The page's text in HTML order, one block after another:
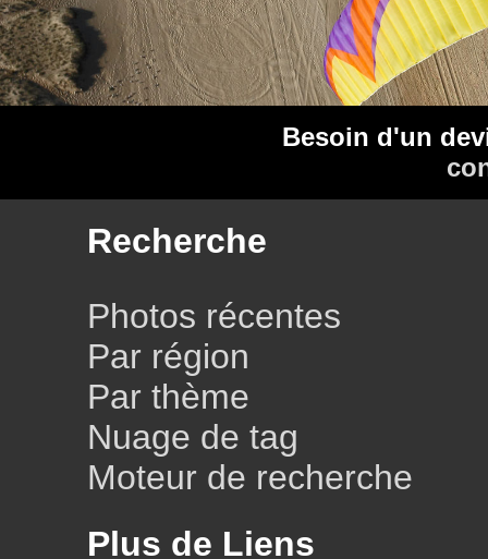
Besoin d'un
Recherche
Photos récentes
Par région
Par thème
Nuage de tag
Moteur de recherche
Plus de Liens